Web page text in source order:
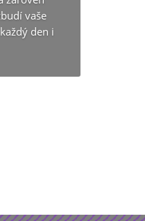
vaše
den i